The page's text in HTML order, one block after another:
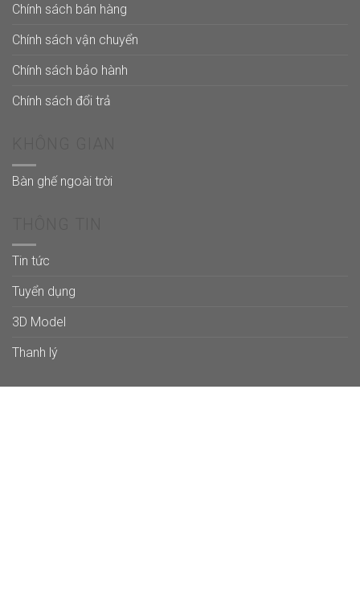
Chính sách bán hàng
Chính sách vận chuyển
Chính sách bảo hành
Chính sách đổi trả
Bàn ghế ngoài trời
Tin tức
Tuyển dụng
3D Model
Thanh lý